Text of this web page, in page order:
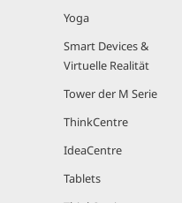
Yoga
Smart Devices &
Virtuelle Realität
Tower der M Serie
ThinkCentre
IdeaCentre
Tablets